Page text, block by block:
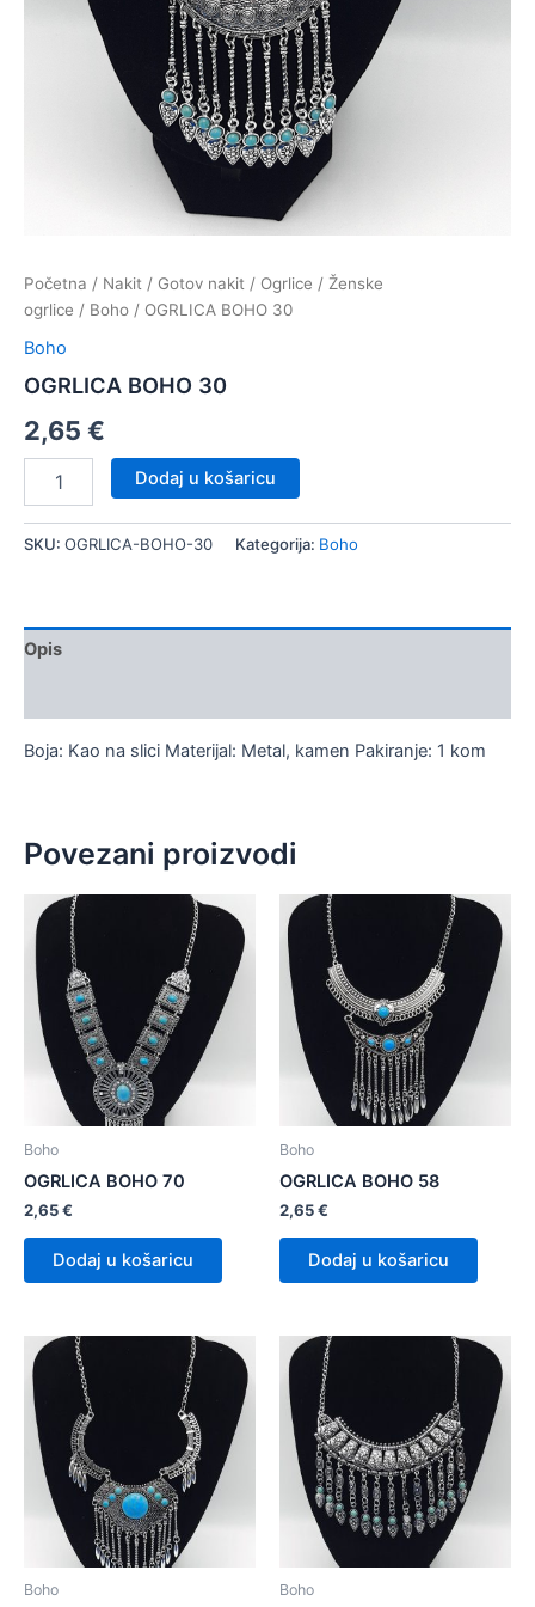
Početna / Nakit / Gotov nakit / Ogrlice / Ženske
ogrlice / Boho / OGRLICA BOHO 30
Boho
OGRLICA BOHO 30
2,65 €
BOHO
količina
Dodaj u košaricu
SKU: OGRLICA-BOHO-30 Kategorija: Boho
Opis
Boja: Kao na slici Materijal: Metal, kamen Pakiranje: 1 kom
Povezani proizvodi
Boho
OGRLICA BOHO 70
2,65€
Dodaj u košaricu
Boho
OGRLICA BOHO 58
2,65€
Dodaj u košaricu
Boho Boho